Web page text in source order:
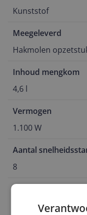
Kunststof
Meegeleverd
Hakmolen
Inhoud mengkom
4,6 l
Vermogen
1.100 W
Aantal
8
Knoppen